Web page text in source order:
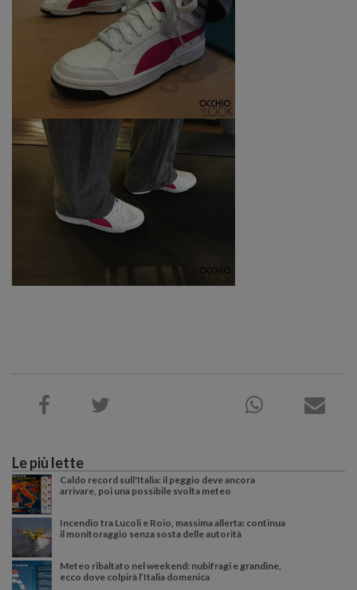
Le più lette
Caldo record sull'Italia: il peggio deve ancora
arrivare, poi una possibile svolta meteo
Incendio tra Lucoli e Roio, massima allerta: continua
il monitoraggio senza sosta delle autorità
Meteo ribaltato nel weekend: nubifragi e grandine,
ecco dove colpirà l’Italia domenica